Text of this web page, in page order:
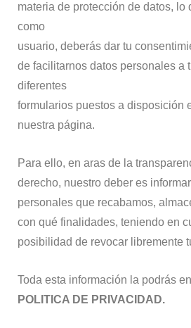
materia de protección de datos, lo
como
usuario, deberás dar tu
de facilitarnos datos personales a
diferentes
formularios puestos a disposición
nuestra página.
Para ello, en aras de la
derecho, nuestro deber es
personales que recabamos,
con qué finalidades, teniendo en
posibilidad de revocar libremente
Toda esta información la podrás
POLITICA DE PRIVACIDAD.